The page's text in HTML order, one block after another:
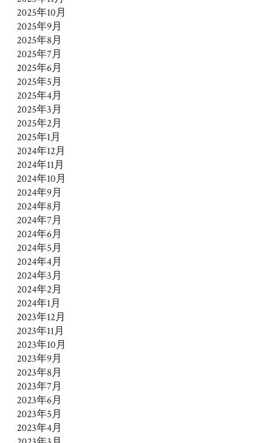
2025年10月
2025年9月
2025年8月
2025年7月
2025年6月
2025年5月
2025年4月
2025年3月
2025年2月
2025年1月
2024年12月
2024年11月
2024年10月
2024年9月
2024年8月
2024年7月
2024年6月
2024年5月
2024年4月
2024年3月
2024年2月
2024年1月
2023年12月
2023年11月
2023年10月
2023年9月
2023年8月
2023年7月
2023年6月
2023年5月
2023年4月